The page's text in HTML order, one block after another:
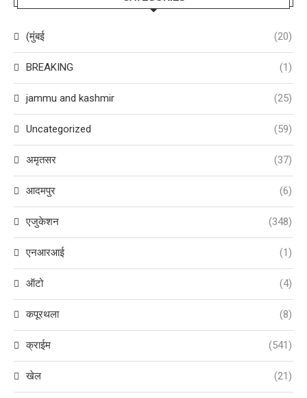
(मुंबई (20)
BREAKING (1)
jammu and kashmir (25)
Uncategorized (59)
अमृतसर (37)
आदमपुर (6)
एजुकेशन (348)
एनआरआई (1)
ऑटो (4)
कपूरथला (8)
क्राईम (541)
खेल (21)